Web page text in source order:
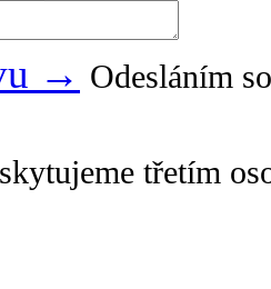
→ Odesláním
třetím